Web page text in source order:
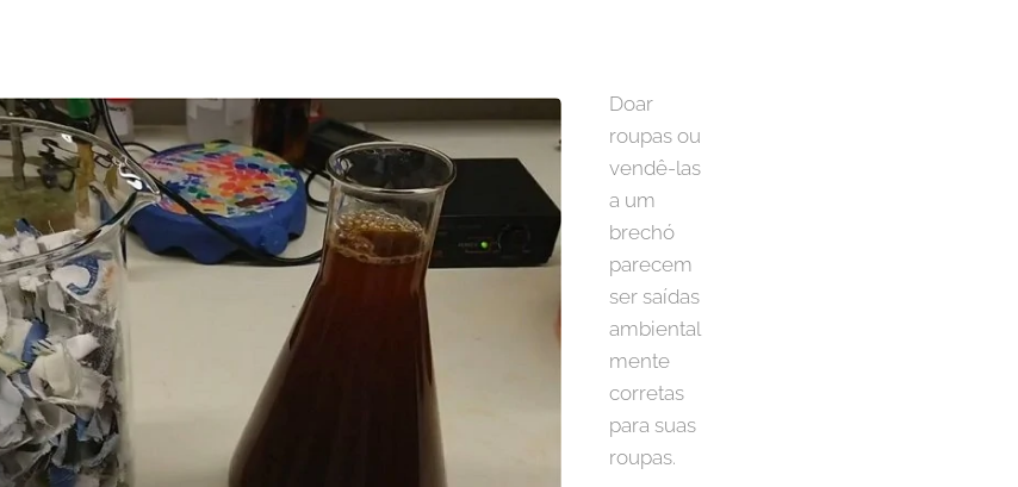
Doar
roupas ou
vendê-las
a um
brechó
parecem
ser saídas
ambiental
mente
corretas
para suas
roupas.